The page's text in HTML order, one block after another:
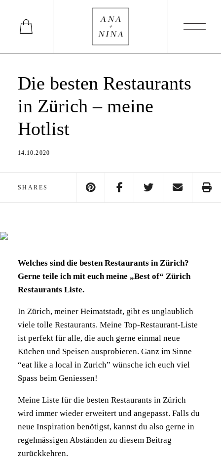
Die besten Restaurants
in Zürich – meine
Hotlist
14.10.2020
SHARES
Welches sind die besten Restaurants in Zürich?
Gerne teile ich mit euch meine „Best of“ Zürich
Restaurants Liste.
In Zürich, meiner Heimatstadt, gibt es unglaublich
viele tolle Restaurants. Meine Top-Restaurant-Liste
ist perfekt für alle, die auch gerne einmal neue
Küchen und Speisen ausprobieren. Ganz im Sinne
“eat like a local in Zurich” wünsche ich euch viel
Spass beim Geniessen!
Meine Liste für die besten Restaurants in Zürich
wird immer wieder erweitert und angepasst. Falls du
neue Inspiration benötigst, kannst du also gerne in
regelmässigen Abständen zu diesem Beitrag
zurückkehren.